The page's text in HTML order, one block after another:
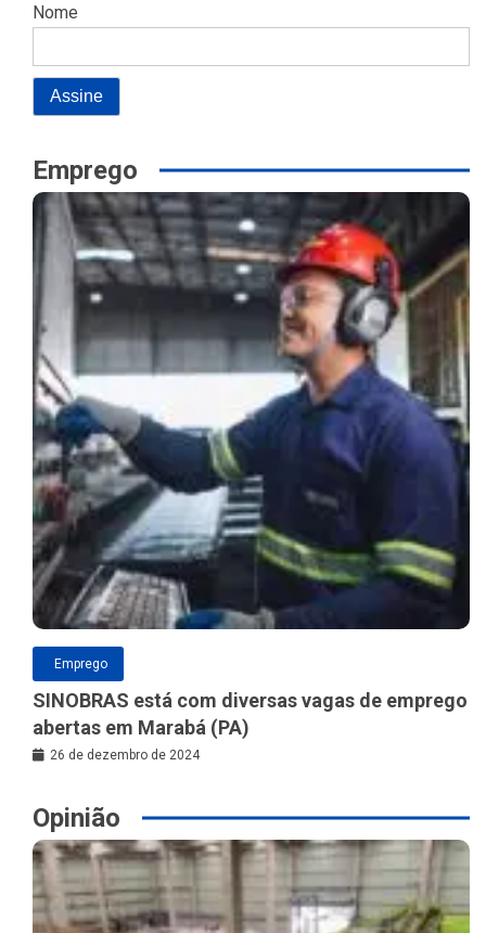
Nome
Emprego
Emprego
SINOBRAS está com diversas vagas de emprego
abertas em Marabá (PA)
26 de dezembro de 2024
Opinião